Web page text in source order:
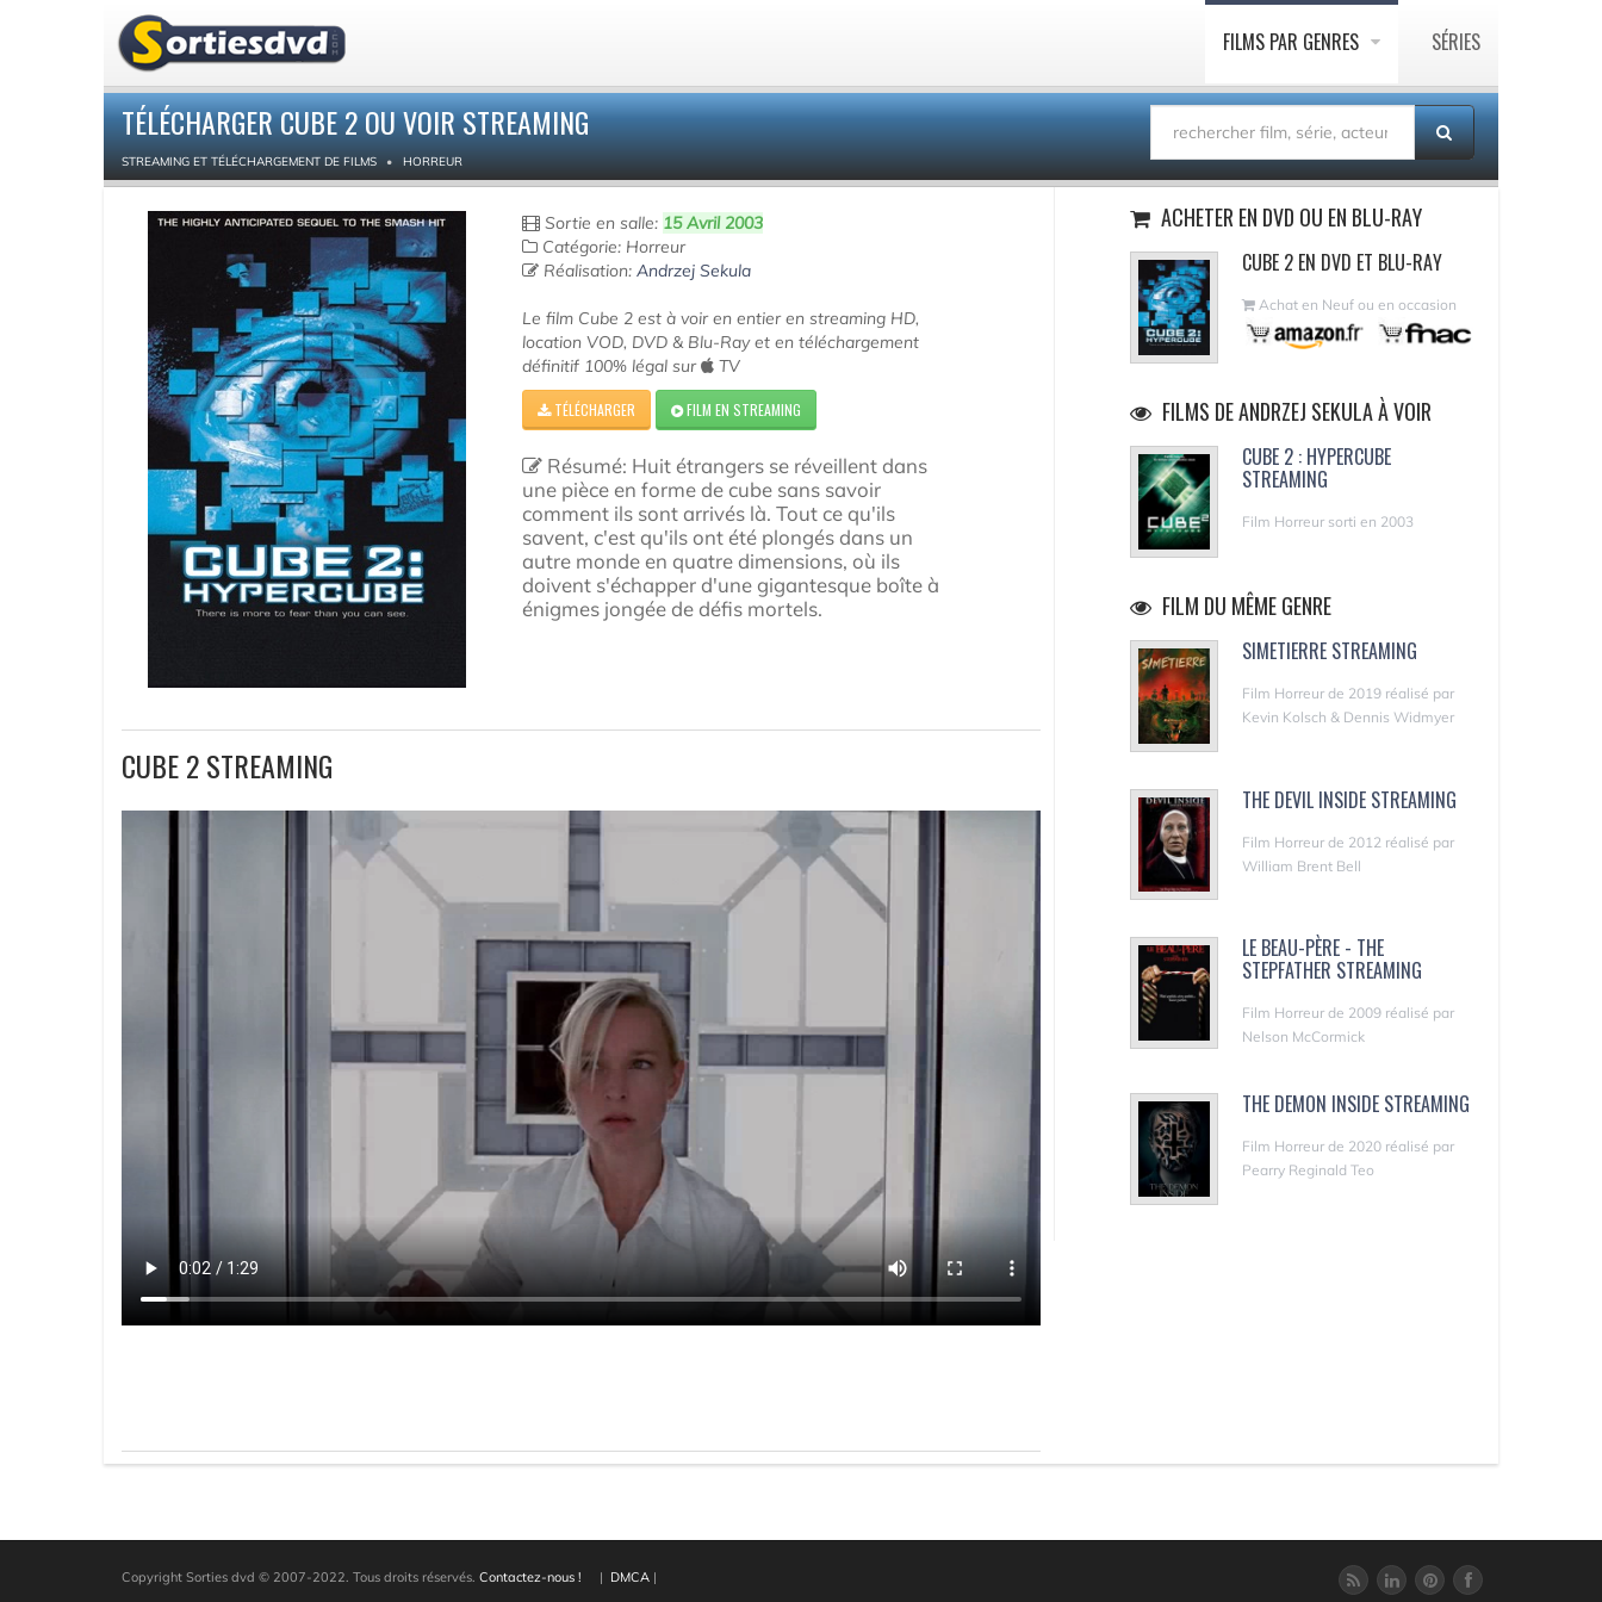
FILMS PAR GENRES SÉRIES
TÉLÉCHARGER CUBE 2 OU VOIR STREAMING
STREAMING ET TÉLÉCHARGEMENT DE FILMS HORREUR
Sortie en salle: 15 Avril 2003
Catégorie: Horreur
Réalisation:Andrzej Sekula
Le film Cube 2 est à voir en entier en streaming HD,
location VOD, DVD & Blu-Ray et en téléchargement
définitif 100% légal sur
TV
TÉLÉCHARGER FILM EN STREAMING
Résumé: Huit étrangers se réveillent dans
une pièce en forme de cube sans savoir
comment ils sont arrivés là. Tout ce qu'ils
savent, c'est qu'ils ont été plongés dans un
autre monde en quatre dimensions, où ils
doivent s'échapper d'une gigantesque boîte à
énigmes jongée de défis mortels.
CUBE 2 STREAMING
ACHETER EN DVD OU EN BLU-RAY
CUBE 2 EN DVD ET BLU-RAY
Achat en Neuf ou en occasion
FILMS DE ANDRZEJ SEKULA À VOIR
CUBE 2 : HYPERCUBE
STREAMING
Film Horreur sorti en 2003
FILM DU MÊME GENRE
SIMETIERRE STREAMING
Film Horreur de 2019 réalisé par
Kevin Kolsch & Dennis Widmyer
THE DEVIL INSIDE STREAMING
Film Horreur de 2012 réalisé par
William Brent Bell
LE BEAU-PÈRE - THE
STEPFATHER STREAMING
Film Horreur de 2009 réalisé par
Nelson McCormick
THE DEMON INSIDE STREAMING
Film Horreur de 2020 réalisé par
Pearry Reginald Teo
Copyright Sorties dvd © 2007-2022. Tous droits réservés. Contactez-nous ! | DMCA |